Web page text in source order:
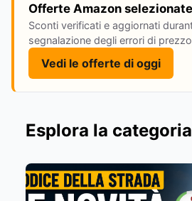
Offerte Amazon
Sconti verificati e aggiornati
segnalazione degli errori di
Vedi le offerte di oggi
Esplora la categoria